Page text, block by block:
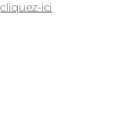
cliquez-ici